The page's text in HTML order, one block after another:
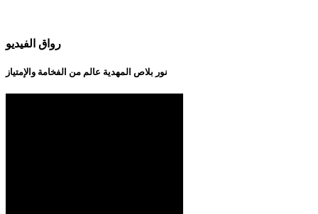
رواق الفيديو
نور بلاص المهدية عالم من الفخامة والإمتياز